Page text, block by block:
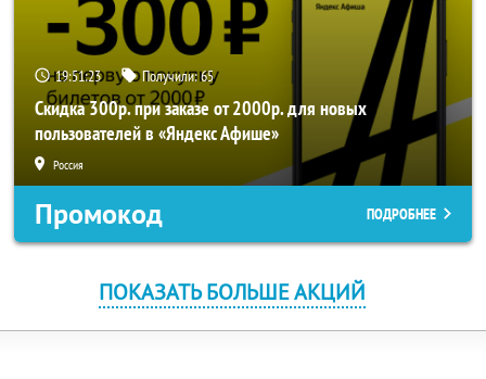
19:51:23 Получили:65
Скидка 300р. при заказе от 2000р. для новых
пользователей в «Яндекс Афише»
Россия
Промокод ПОДРОБНЕЕ
ПОКАЗАТЬ БОЛЬШЕ АКЦИЙ